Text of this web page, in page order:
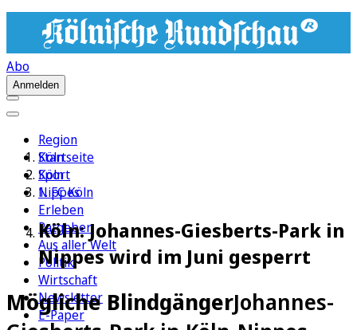
Abo
Anmelden
Region
Köln
Sport
1. FC Köln
Erleben
Ratgeber
Aus aller Welt
Politik
Wirtschaft
Newsletter
E-Paper
Startseite
Köln
Nippes
Köln: Johannes-Giesberts-Park in
Nippes wird im Juni gesperrt
Mögliche BlindgängerJohannes-